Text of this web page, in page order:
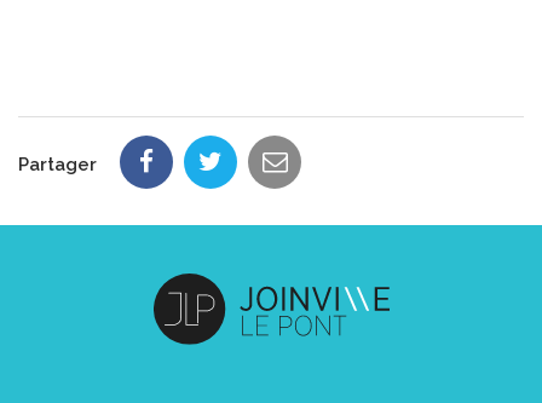
Partager